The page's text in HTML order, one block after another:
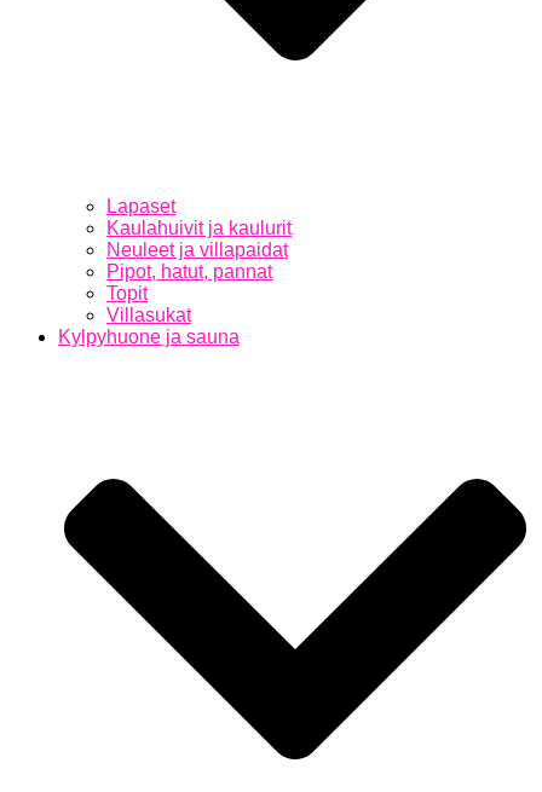
Lapaset
Kaulahuivit ja kaulurit
Neuleet ja villapaidat
Pipot, hatut, pannat
Topit
Villasukat
Kylpyhuone ja sauna